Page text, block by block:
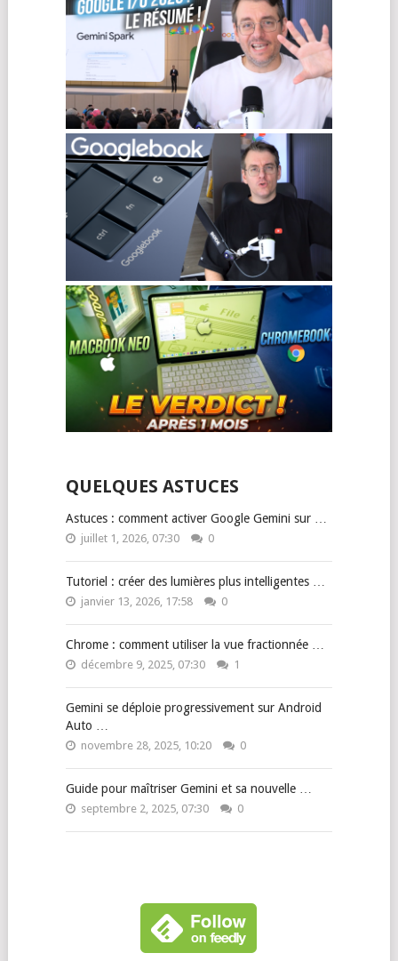
QUELQUES ASTUCES
Astuces : comment activer Google Gemini sur …
juillet 1, 2026, 07:30 0
Tutoriel : créer des lumières plus intelligentes …
janvier 13, 2026, 17:58 0
Chrome : comment utiliser la vue fractionnée …
décembre 9, 2025, 07:30 1
Gemini se déploie progressivement sur Android
Auto …
novembre 28, 2025, 10:20 0
Guide pour maîtriser Gemini et sa nouvelle …
septembre 2, 2025, 07:30 0